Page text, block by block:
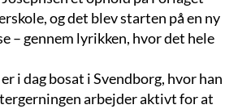
og det blev starten på en ny
– gennem lyrikken, hvor det hele
i dag bosat i Svendborg, hvor han
arbejder aktivt for at